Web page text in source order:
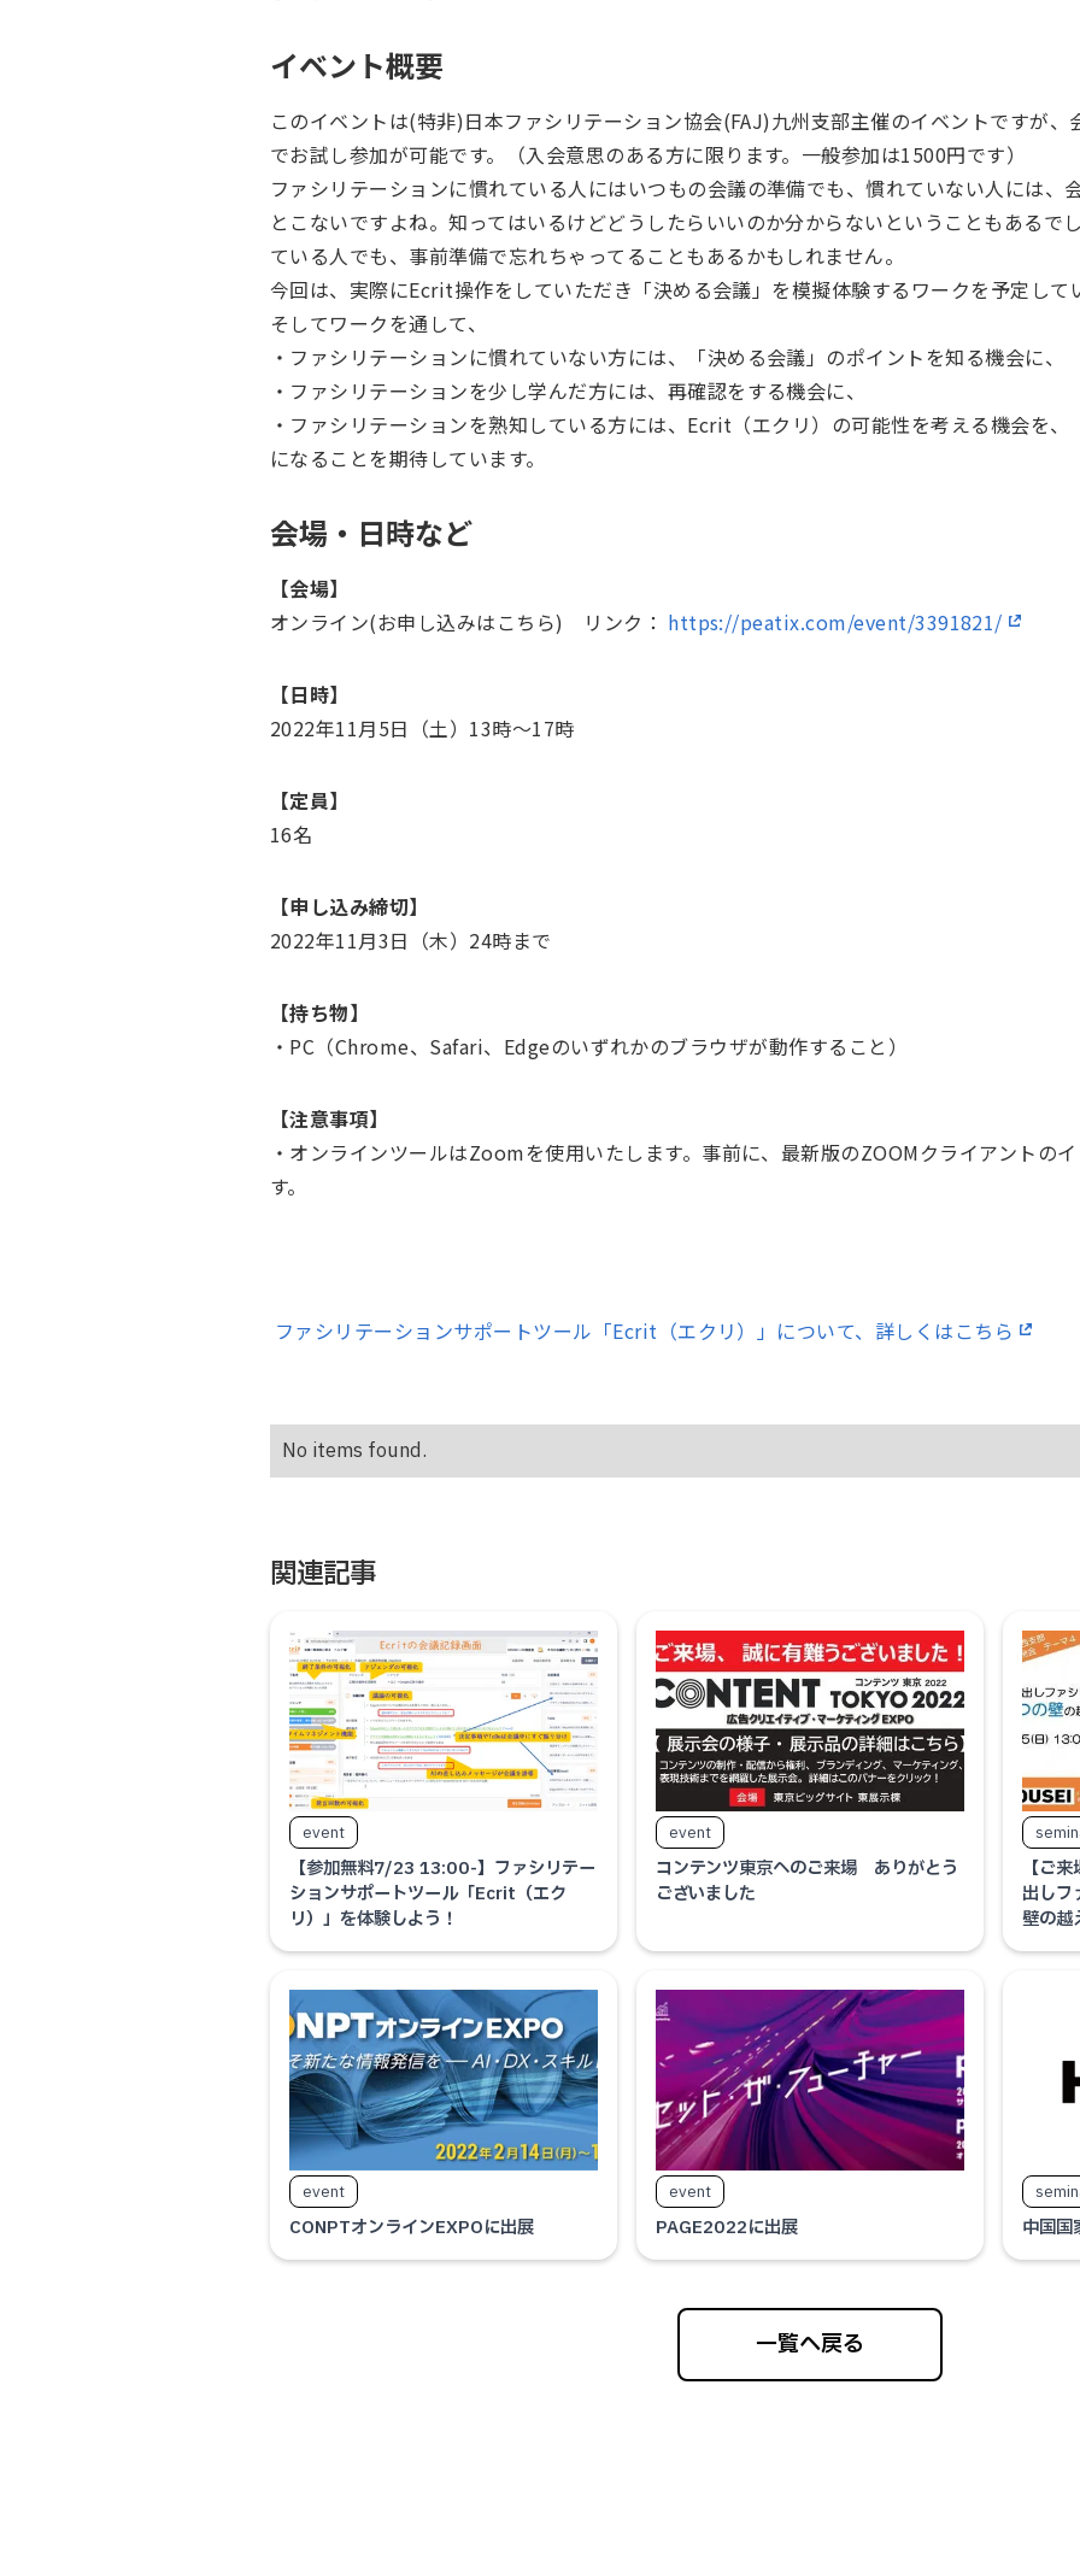
イベント概要
このイベントは(特非)日本ファシリテーション協会(FAJ)九州支部主催のイベントですが、
でお試し参加が可能です。（入会意思のある方に限ります。一般参加は1500円です）
ファシリテーションに慣れている人にはいつもの会議の準備でも、慣れていない人には、
とこないですよね。知ってはいるけどどうしたらいいのか分からないということもあるで
ている人でも、事前準備で忘れちゃってることもあるかもしれません。
今回は、実際にEcrit操作をしていただき「決める会議」を模擬体験するワークを予定して
そしてワークを通して、
・ファシリテーションに慣れていない方には、「決める会議」のポイントを知る機会に、
・ファシリテーションを少し学んだ方には、再確認をする機会に、
・ファシリテーションを熟知している方には、Ecrit（エクリ）の可能性を考える機会を、
になることを期待しています。
会場・日時など
【会場】
‍オンライン(お申し込みはこちら) リンク： https://peatix.com/event/3391821/
【日時】
2022年11月5日（土）13時～17時
【定員】
16名
【申し込み締切】
2022年11月3日（木）24時まで
【持ち物】
・PC（Chrome、Safari、Edgeのいずれかのブラウザが動作すること）
【注意事項】
・オンラインツールはZoomを使用いたします。事前に、最新版のZOOMクライアントの
す。
ファシリテーションサポートツール「Ecrit（エクリ）」について、詳しくはこちら
No items found.
関連記事
event
【参加無料7/23 13:00-】ファシリテー
ションサポートツール「Ecrit（エク
リ）」を体験しよう！
event
コンテンツ東京へのご来場 ありがとう
ございました
【ご
出しフ
壁の越
event
CONPTオンラインEXPOに出展
event
PAGE2022に出展 中国
一覧へ戻る